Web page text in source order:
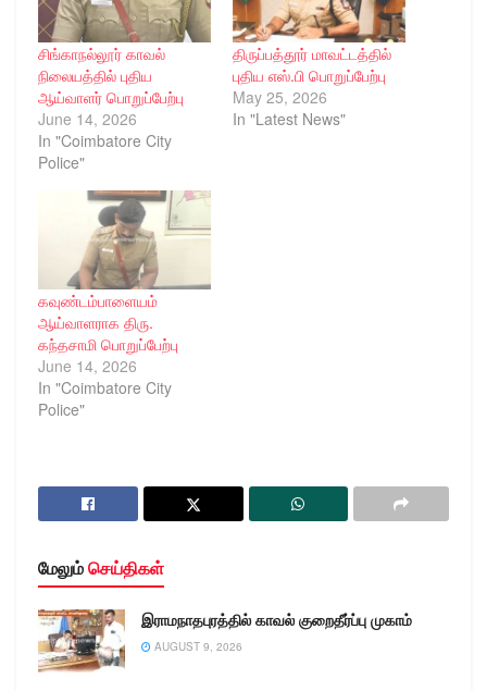
சிங்காநல்லூர் காவல்
நிலையத்தில் புதிய
ஆய்வாளர் பொறுப்பேற்பு
June 14, 2026
In "Coimbatore City
Police"
திருப்பத்தூர் மாவட்டத்தில்
புதிய எஸ்.பி பொறுப்பேற்பு
May 25, 2026
In "Latest News"
கவுண்டம்பாளையம்
ஆய்வாளராக திரு.
கந்தசாமி பொறுப்பேற்பு
June 14, 2026
In "Coimbatore City
Police"
மேலும்செய்திகள்
இராமநாதபுரத்தில் காவல் குறைதீர்ப்பு முகாம்
AUGUST 9, 2026